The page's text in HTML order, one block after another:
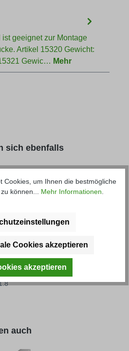
geeignet zur Montage
Artikel 15320 Gewicht:
Gewic… Mehr
sich ebenfalls
FS
auch
Cookies, um Ihnen die bestmögliche
können... Mehr Informationen
Cookies akzeptieren
akzeptieren